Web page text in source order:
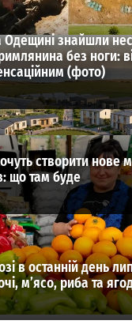
Одещині знайшли
без ноги:
(фото)
створити нове
що там буде
в останній день
м’ясо, риба та